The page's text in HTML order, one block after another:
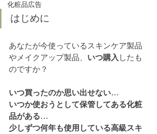
化粧品広告
はじめに
あなたが今使っているスキンケア製品
やメイクアップ製品、 いつ購入 したも
のですか？
いつ買ったのか思い出せない…
いつか使おうとして保管してある化粧
品がある…
少しずつ何年も使用している高級スキ